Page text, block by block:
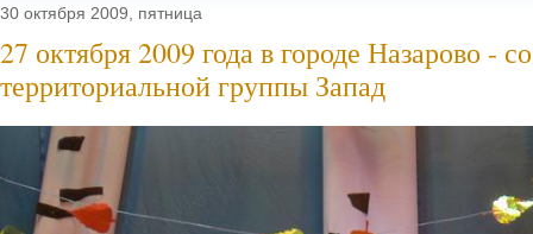
30 октября 2009, пятница
27 октября 2009 года в городе Назарово -
территориальной группы Запад